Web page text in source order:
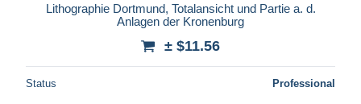
Lithographie Dortmund, Totalansicht und Partie a. d.
Anlagen der Kronenburg
± $11.56
Status Professional